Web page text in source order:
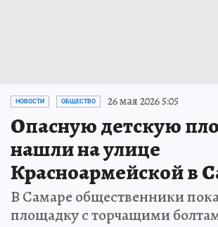
НОВОСТИ ОБЩЕСТВО 26 мая 2026 5:05
Опасную детскую
нашли на улице
Красноармейской в
В Самаре общественники
площадку с торчащими